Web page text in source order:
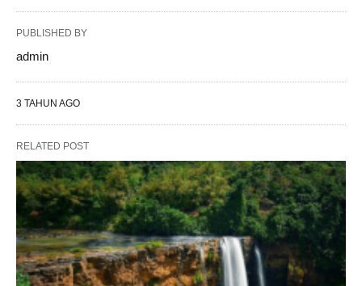
PUBLISHED BY
admin
3 TAHUN AGO
RELATED POST